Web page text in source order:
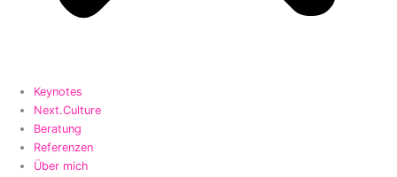
Keynotes
Next.Culture
Beratung
Referenzen
Über mich